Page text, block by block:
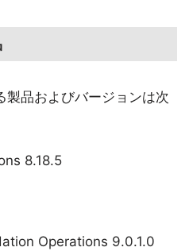
製品およびバージョンは次
8.18.5
Operations 9.0.1.0